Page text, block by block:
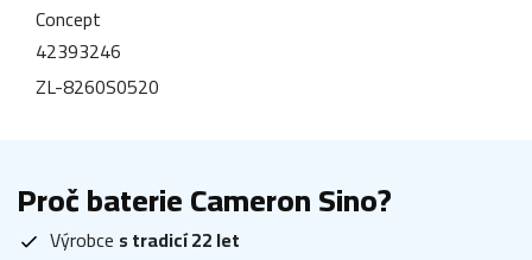
Concept
42393246
ZL-8260S0520
Proč baterie Cameron Sino?
Výrobce s tradicí 22 let